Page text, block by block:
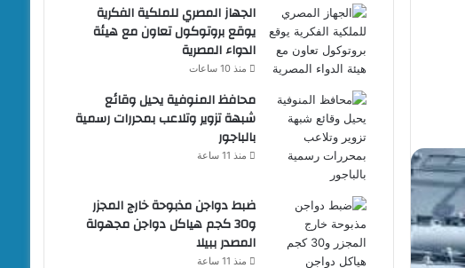
الجهاز المصري للملكية الفكرية
يوقع بروتوكول تعاون مع هيئة
الدواء المصرية
منذ 10 ساعات
محافظ المنوفية يحيل وقائع
شبهة تزوير وتلاعب بمحررات رسمية
بالباجور
منذ 11 ساعة
ضبط دواجن مذبوحة خارج المجزر
و30 كجم هياكل دواجن مجهولة
المصدر ببيلا
منذ 11 ساعة